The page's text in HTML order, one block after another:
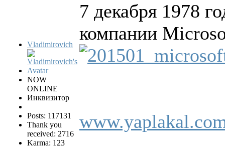
Vladimirovich
NOW
ONLINE
Инквизитор
Posts: 117131
Thank you
received: 2716
Karma: 123
7 декабря 1978
компании